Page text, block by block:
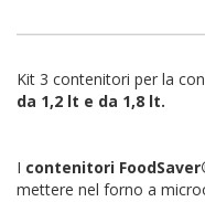
Kit 3 contenitori per la
da 1,2 lt e da 1,8 lt.
I contenitori
mettere nel forno a